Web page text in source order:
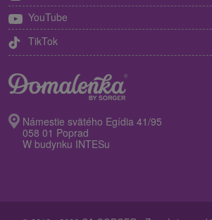
YouTube
TikTok
Námestie svätého Egídia 41/95
058 01 Poprad
W budynku INTESu